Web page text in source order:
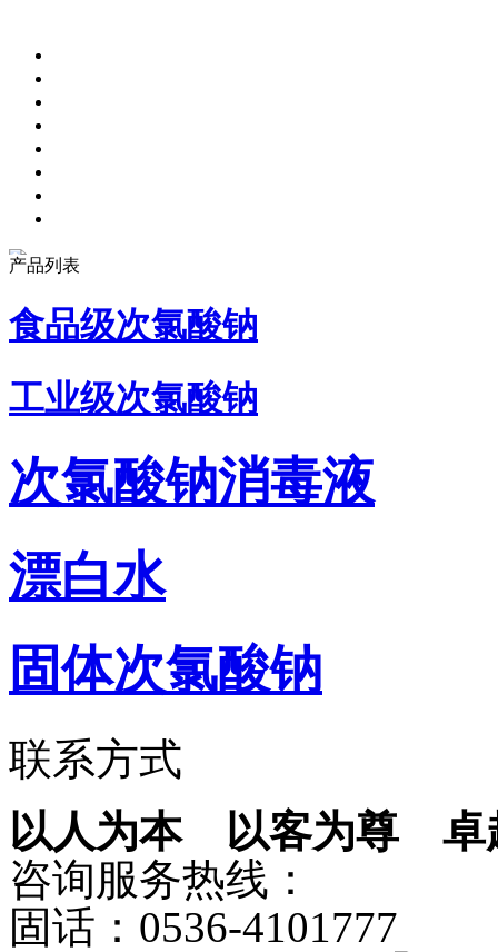
产品列表
食品级次氯酸钠
工业级次氯酸钠
次氯酸钠消毒液
漂白水
固体次氯酸钠
联系方式
以人为本 以客为尊 卓
咨询服务热线：
固话：0536-4101777